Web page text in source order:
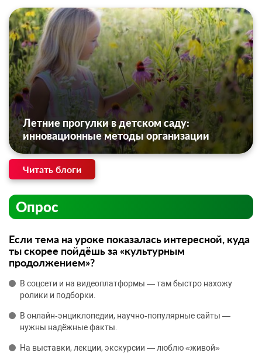
Летние прогулки в детском саду:
инновационные методы организации
Читать блоги
Опрос
Если тема на уроке показалась интересной, куда
ты скорее пойдёшь за «культурным
продолжением»?
В соцсети и на видеоплатформы — там быстро нахожу
ролики и подборки.
В онлайн‑энциклопедии, научно‑популярные сайты —
нужны надёжные факты.
На выставки, лекции, экскурсии — люблю «живой»